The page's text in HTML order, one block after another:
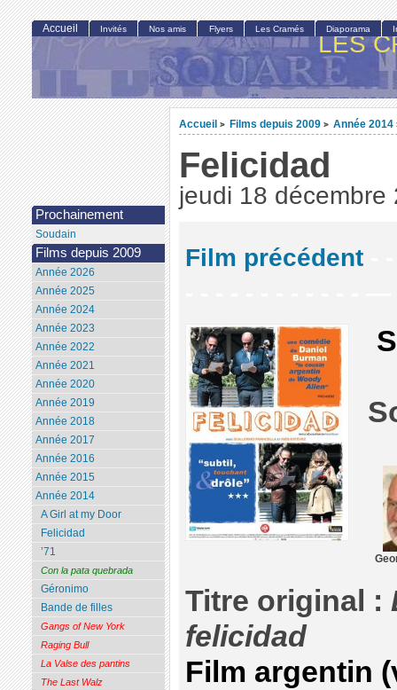
LES
Accueil > Films depuis 2009 > Année 2014
Felicidad
jeudi 18 décembre
Film précédent
Titre original :
felicidad
Film argentin
Accueil Invités Nos amis Flyers Les Cramés Diaporama
Prochainement
Soudain
Films depuis 2009
Année 2026
Année 2025
Année 2024
Année 2023
Année 2022
Année 2021
Année 2020
Année 2019
Année 2018
Année 2017
Année 2016
Année 2015
Année 2014
A Girl at my Door
Felicidad
’71
Con la pata quebrada
Géronimo
Bande de filles
Gangs of New York
Raging Bull
La Valse des pantins
The Last Walz